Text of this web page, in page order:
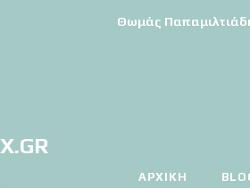
Θωμάς
ΑΡΧΙΚΉ